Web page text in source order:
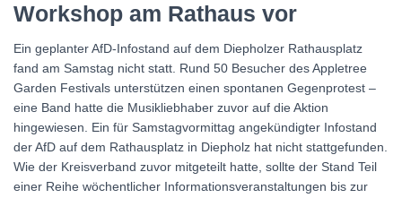
Workshop am Rathaus vor
Ein geplanter AfD-Infostand auf dem Diepholzer Rathausplatz
fand am Samstag nicht statt. Rund 50 Besucher des Appletree
Garden Festivals unterstützen einen spontanen Gegenprotest –
eine Band hatte die Musikliebhaber zuvor auf die Aktion
hingewiesen. Ein für Samstagvormittag angekündigter Infostand
der AfD auf dem Rathausplatz in Diepholz hat nicht stattgefunden.
Wie der Kreisverband zuvor mitgeteilt hatte, sollte der Stand Teil
einer Reihe wöchentlicher Informationsveranstaltungen bis zur